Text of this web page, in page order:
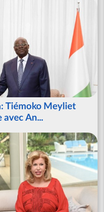
Tiémoko Meyliet
avec An...